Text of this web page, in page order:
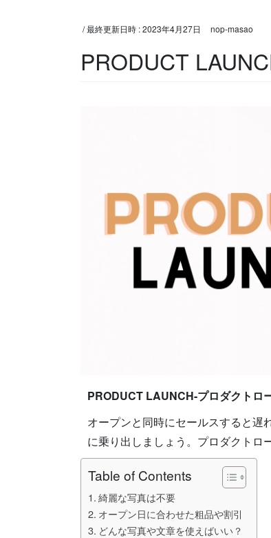
/ 最終更新日時 :2023年4月27日 nop-masao
PRODUCT
PRODUCT LAUNCH-プロダクトロ
オープンと同時にセールスすると遅
に乗り出しましょう。プロダクトロ
Table of Contents
綺麗な写真は不要
オープン日に合わせた粗品や割引
どんな写真や文章を使えばいい？